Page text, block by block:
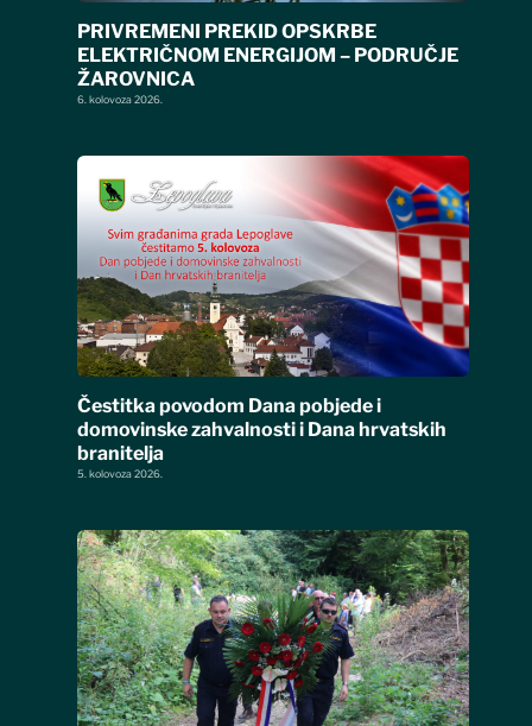
PRIVREMENI PREKID OPSKRBE
ELEKTRIČNOM ENERGIJOM – PODRUČJE
ŽAROVNICA
6. kolovoza 2026.
Čestitka povodom Dana pobjede i
domovinske zahvalnosti i Dana hrvatskih
branitelja
5. kolovoza 2026.